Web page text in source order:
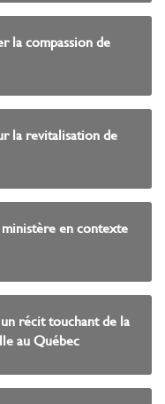
la compassion de
la revitalisation de
en contexte
récit touchant de la
au Québec